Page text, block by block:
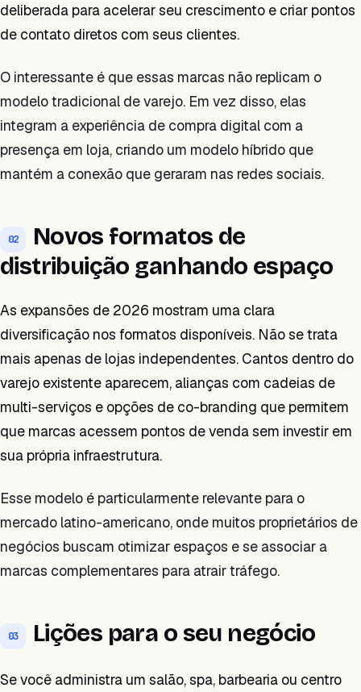
deliberada para acelerar seu crescimento e criar pontos
de contato diretos com seus clientes.
O interessante é que essas marcas não replicam o
modelo tradicional de varejo. Em vez disso, elas
integram a experiência de compra digital com a
presença em loja, criando um modelo híbrido que
mantém a conexão que geraram nas redes sociais.
02
Novos formatos de
distribuição ganhando espaço
As expansões de 2026 mostram uma clara
diversificação nos formatos disponíveis. Não se trata
mais apenas de lojas independentes. Cantos dentro do
varejo existente aparecem, alianças com cadeias de
multi-serviços e opções de co-branding que permitem
que marcas acessem pontos de venda sem investir em
sua própria infraestrutura.
Esse modelo é particularmente relevante para o
mercado latino-americano, onde muitos proprietários de
negócios buscam otimizar espaços e se associar a
marcas complementares para atrair tráfego.
03 Lições para o seu negócio
Se você administra um salão, spa, barbearia ou centro